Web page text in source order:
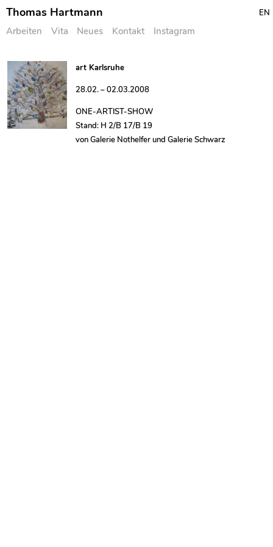
content
Thomas Hartmann
Arbeiten Vita Neues Kontakt Instagram
EN
art Karlsruhe
28.02. – 02.03.2008
ONE-ARTIST-SHOW
Stand: H 2/B 17/B 19
von Galerie Nothelfer und Galerie Schwarz